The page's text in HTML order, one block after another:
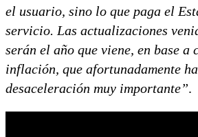
el usuario, sino lo que paga el
servicio. Las actualizaciones
serán el año que viene, en base a
inflación, que afortunadamente
desaceleración muy importante”.